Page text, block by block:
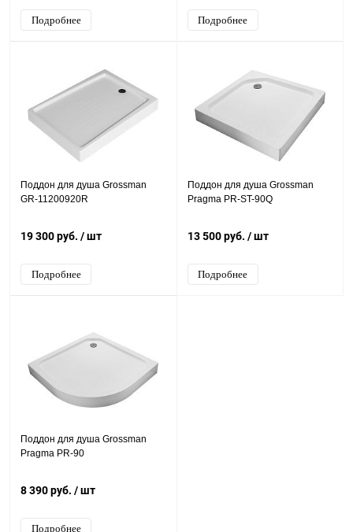
Подробнее Подробнее
Поддон для душа Grossman
GR-11200920R
19 300 руб. / шт
Подробнее
Поддон для душа Grossman
Pragma PR-ST-90Q
13 500 руб. / шт
Подробнее
Поддон для душа Grossman
Pragma PR-90
8 390 руб. / шт
Подробнее